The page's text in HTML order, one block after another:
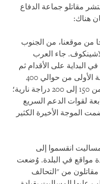
مقاتلو جماعة الدفاع
حوالي الساعة 5:30 صباحا من موقعنا، من الجنوب
جاء العرب
البداية على الأقدام ثم
على الدراجات النارية: تألفت الموجة الأولى من حوالي 400
رجل على الأقدام؛ والموجة الثانية من 150 إلى 200 دراجة نارية؛
لقوات الدعم السريع
الموجة الأخيرة الكثير
انقسموا إلى
مقاتلا في عدة مواقع في البلدة. وُضعت
من "التحالف